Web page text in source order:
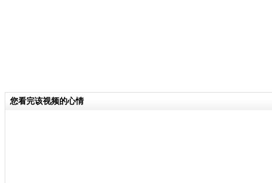
您看完该视频的心情